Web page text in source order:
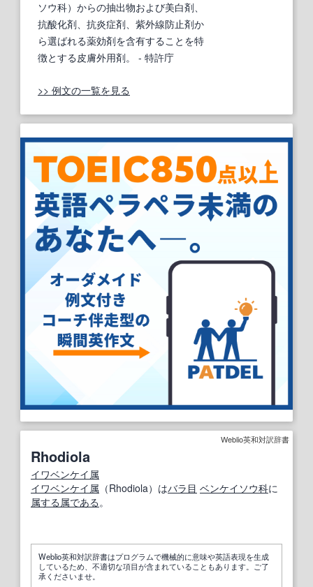
ソウ科）からの抽出物および美白剤、
抗酸化剤、抗炎症剤、紫外線防止剤か
ら選ばれる薬効剤を含有することを特
徴とする皮膚外用剤。
- 特許庁
>> 例文の一覧を見る
Weblio英和対訳辞書
Rhodiola
イワベンケイ属
イワベンケイ属 （Rhodiola）はバラ目 ベンケイソウ科に
属する 属である 。
Weblio英和対訳辞書はプログラムで機械的に意味や英語表現を生成
しているため、不適切な項目が含まれていることもあります。ご了
承くださいませ。